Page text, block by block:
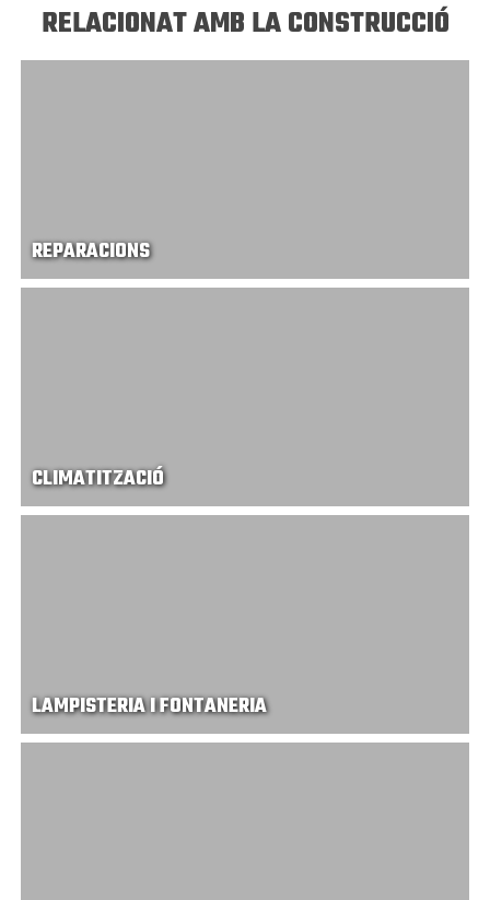
RELACIONAT AMB LA CONSTRUCCIÓ
REPARACIONS
CLIMATITZACIÓ
LAMPISTERIA I FONTANERIA